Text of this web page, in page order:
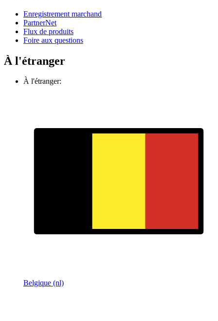
Enregistrement marchand
PartnerNet
Flux de produits
Foire aux questions
À l'étranger
À l'étranger:
Belgique (nl)